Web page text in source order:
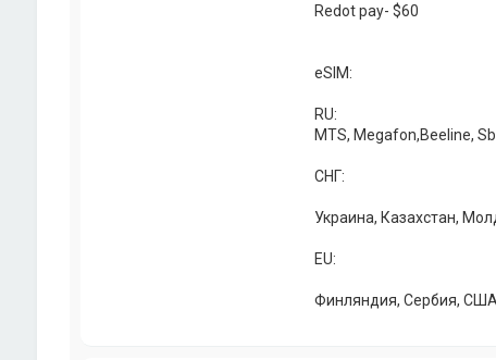
Redot pay- $60
eSIM:
RU:
MTS, Megafon,Beeline,
СНГ:
Украина, Казахстан,
EU:
Финляндия, Сербия, США